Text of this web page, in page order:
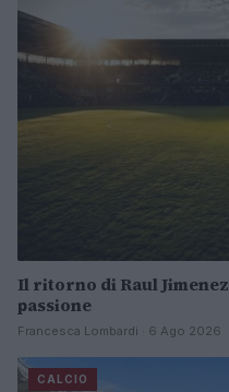
Il ritorno di Raul
passione
Francesca Lombardi · 6 Ago 2026
CALCIO